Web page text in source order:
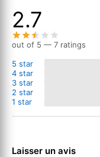
2.7
out of 5 — 7 ratings
5 star
4 star
3 star
2 star
1 star
Laisser un avis